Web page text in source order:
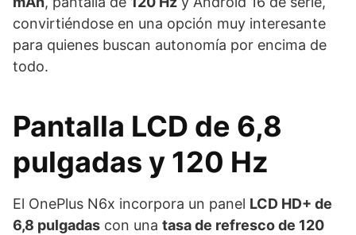
convirtiéndose en una opción muy interesante
para quienes buscan autonomía por encima de
todo.
Pantalla LCD de 6,8
pulgadas y 120 Hz
El OnePlus N6x incorpora un panel LCD HD+ de
6,8 pulgadas con una tasa de refresco de 120